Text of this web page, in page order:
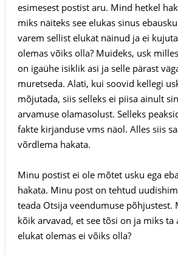
esimesest postist aru. Mind hetkel
miks näiteks see elukas sinus
varem sellist elukat näinud ja ei
olemas võiks olla? Muideks, usk
on igaühe isiklik asi ja selle pärast
muretseda. Alati, kui soovid kellegi
mõjutada, siis selleks ei piisa ainult
arvamuse olamasolust. Selleks
fakte kirjanduse vms näol. Alles siis
võrdlema hakata.
Minu postist ei ole mõtet usku ega
hakata. Minu post on tehtud
teada Otsija veendumuse põhjustest.
kõik arvavad, et see tõsi on ja miks ta
elukat olemas ei võiks olla?